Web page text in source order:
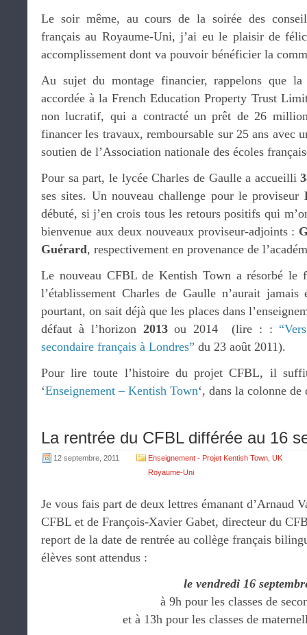
Le soir même, au cours de la soirée des
français au Royaume-Uni, j’ai eu le plaisir de
accomplissement dont va pouvoir bénéficier la
Au sujet du montage financier, rappelons que
accordée à la French Education Property Trust
non lucratif, qui a contracté un prêt de 26
financer les travaux, remboursable sur 25 ans avec
soutien de l’Association nationale des écoles
Pour sa part, le lycée Charles de Gaulle a accueilli
ses sites. Un nouveau challenge pour le proviseur
débuté, si j’en crois tous les retours positifs qui
bienvenue aux deux nouveaux proviseur-adjoints :
Guérard, respectivement en provenance de
Le nouveau CFBL de Kentish Town a résorbé le
l’établissement Charles de Gaulle n’aurait jamais
pourtant, on sait déjà que les places dans
défaut à l’horizon 2013ou 2014 (lire : :
secondaire français à Londres” du 23 août 2011).
Pour lire toute l’histoire du projet CFBL, il
‘Enseignement – Kentish Town‘, dans la colonne de
La rentrée du CFBL différée au 16
12 septembre, 2011 Enseignement - Projet Kentish Town UK
Royaume-Uni
Je vous fais part de deux lettres émanant d’Arnaud
CFBL et de François-Xavier Gabet, directeur du
report de la date de rentrée au collège français
élèves sont attendus :
le vendredi 16
à 9h pour les classes de
et à 13h pour les classes de